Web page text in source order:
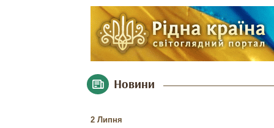
Новини
2 Липня